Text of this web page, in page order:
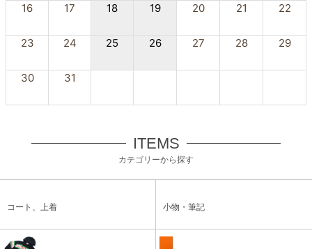
16 17 18 19 20 21 22
23 24 25 26 27 28 29
30 31
ITEMS
カテゴリーから探す
コート、上着 小物・筆記